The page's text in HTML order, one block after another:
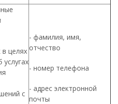
целях
с
- фамилия, имя,
отчество
- номер телефона
- адрес электронной
почты